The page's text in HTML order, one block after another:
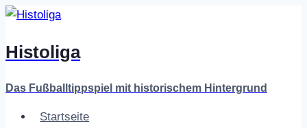
Zum
springen
Histoliga
Das Fußballtippspiel mit historischem Hintergrund
Startseite